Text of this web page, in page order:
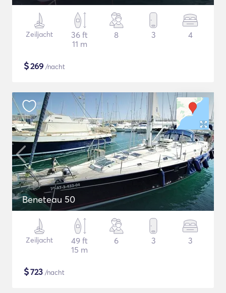
Zeiljacht
36 ft
11 m
8 3 4
$269 /nacht
Beneteau 50
Zeiljacht
49 ft
15 m
6 3 3
$723 /nacht